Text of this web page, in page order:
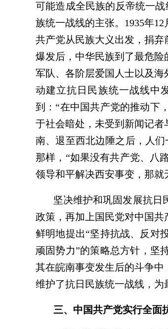
可能造成全民族的反帝统一
族统一战线的主张。1935年
共产党从民族大义出发，捐
爆发后，中华民族到了最危
军队、各阶层爱国人士以及
动建立抗日民族统一战线中
到：“在中国共产党的推动下
于社会暗处，未受到新闻记
南、退至西北边陲之后，人
那样，“如果没有共产党、八
领导和平解决西安事变，那就
坚决维护和巩固发展抗日
政策，再加上国民党对中国
鲜明地提出“坚持抗战、反对
顽固势力”的策略总方针，坚
其在皖南事变发生后的斗争
维护了抗日民族统一战线，为
三、中国共产党实行全面